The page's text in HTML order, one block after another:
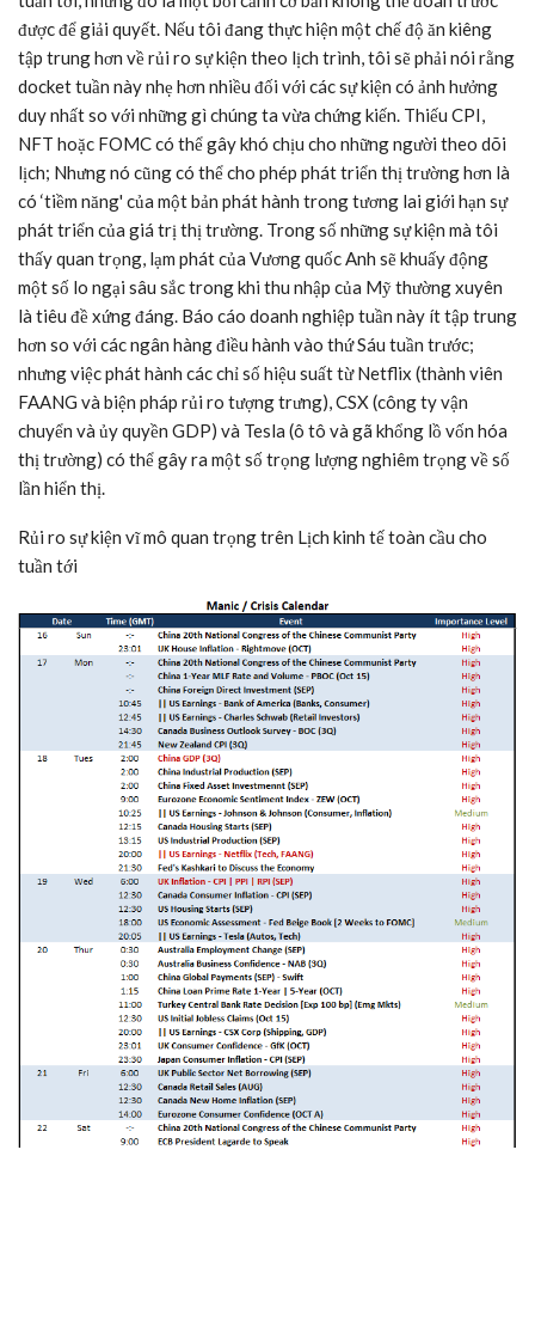
được để giải quyết. Nếu tôi đang thực hiện một chế độ ăn kiêng
tập trung hơn về rủi ro sự kiện theo lịch trình, tôi sẽ phải nói rằng
docket tuần này nhẹ hơn nhiều đối với các sự kiện có ảnh hưởng
duy nhất so với những gì chúng ta vừa chứng kiến. Thiếu CPI,
NFT hoặc FOMC có thể gây khó chịu cho những người theo dõi
lịch; Nhưng nó cũng có thể cho phép phát triển thị trường hơn là
có ‘tiềm năng' của một bản phát hành trong tương lai giới hạn sự
phát triển của giá trị thị trường. Trong số những sự kiện mà tôi
thấy quan trọng, lạm phát của Vương quốc Anh sẽ khuấy động
một số lo ngại sâu sắc trong khi thu nhập của Mỹ thường xuyên
là tiêu đề xứng đáng. Báo cáo doanh nghiệp tuần này ít tập trung
hơn so với các ngân hàng điều hành vào thứ Sáu tuần trước;
nhưng việc phát hành các chỉ số hiệu suất từ Netflix (thành viên
FAANG và biện pháp rủi ro tượng trưng), CSX (công ty vận
chuyển và ủy quyền GDP) và Tesla (ô tô và gã khổng lồ vốn hóa
thị trường) có thể gây ra một số trọng lượng nghiêm trọng về số
lần hiển thị.
Rủi ro sự kiện vĩ mô quan trọng trên Lịch kinh tế toàn cầu cho
tuần tới